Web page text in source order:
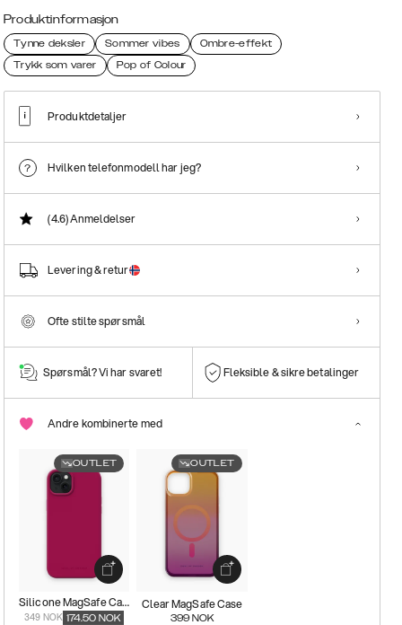
Produktinformasjon
Tynne deksler Sommer vibes
Ombre-effekt
Trykk som varer
Pop of Colour
Produktdetaljer
Hvilken telefonmodell har jeg?
(4.6)Anmeldelser
Levering & retur
Ofte stilte spørsmål
Spørsmål? Vi har svaret! Fleksible & sikre betalinger
Andre kombinerte med
OUTLET
Silicone MagSafe Case
349 NOK 174.50 NOK
OUTLET
Clear MagSafe Case
399 NOK